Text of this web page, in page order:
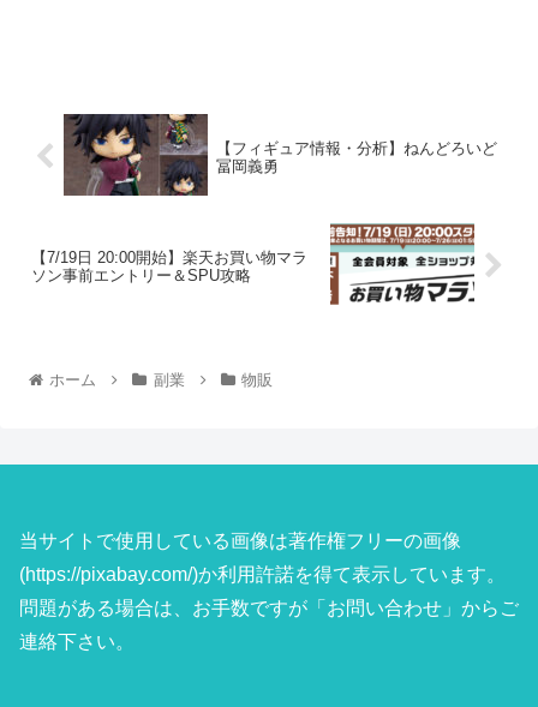
【フィギュア情報・分析】ねんどろいど
冨岡義勇
【7/19日 20:00開始】楽天お買い物マラ
ソン事前エントリー＆SPU攻略
ホーム 副業 物販
当サイトで使用している画像は著作権フリーの画像
(https://pixabay.com/)か利用許諾を得て表示しています。
問題がある場合は、お手数ですが「お問い合わせ」からご
連絡下さい。